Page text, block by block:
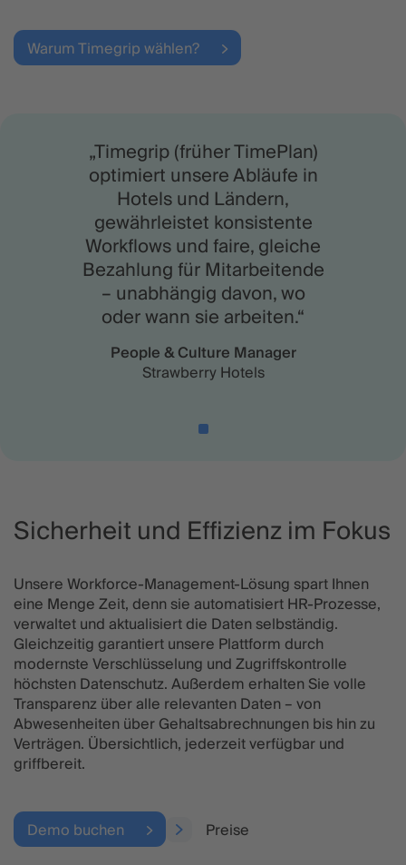
Warum Timegrip wählen?
„Timegrip (früher TimePlan)
optimiert unsere Abläufe in
Hotels und Ländern,
gewährleistet konsistente
Workflows und faire, gleiche
Bezahlung für Mitarbeitende
– unabhängig davon, wo
oder wann sie arbeiten.“
People & Culture Manager
Strawberry Hotels
Sicherheit und Effizienz im Fokus
Unsere Workforce-Management-Lösung spart Ihnen
eine Menge Zeit, denn sie automatisiert HR-Prozesse,
verwaltet und aktualisiert die Daten selbständig.
Gleichzeitig garantiert unsere Plattform durch
modernste Verschlüsselung und Zugriffskontrolle
höchsten Datenschutz. Außerdem erhalten Sie volle
Transparenz über alle relevanten Daten – von
Abwesenheiten über Gehaltsabrechnungen bis hin zu
Verträgen. Übersichtlich, jederzeit verfügbar und
griffbereit.
Demo buchen Preise